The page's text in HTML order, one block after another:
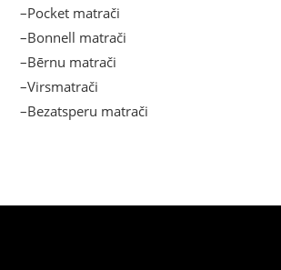
–Pocket matrači
–Bonnell matrači
–Bērnu matrači
–Virsmatrači
–Bezatsperu matrači